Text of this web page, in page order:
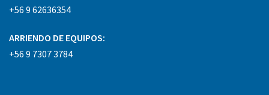
+56 9 62636354
ARRIENDO DE EQUIPOS:
+56 9 7307 3784